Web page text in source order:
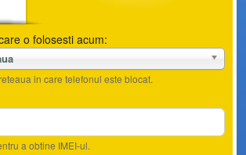
o folosesti acum:
in care telefonul este blocat.
a obtine IMEI-ul.